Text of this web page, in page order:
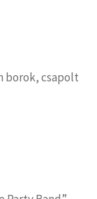
borok, csapolt